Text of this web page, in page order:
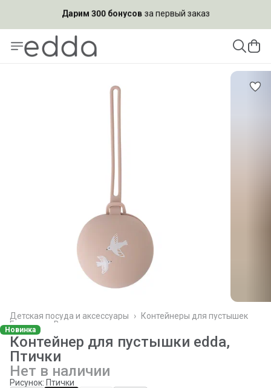
Контейнеры для пустышек
Детская посуда и аксессуары
›
Все товары
Главная
Новинка
Контейнер для пустышки edda,
Птички
Нет в наличии
Рисунок: Птички